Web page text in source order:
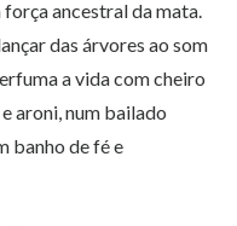
ancestral da mata.
das árvores ao som
a vida com cheiro
aroni, num bailado
banho de fé e